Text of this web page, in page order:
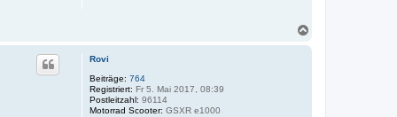
Rovi
Beiträge: 764
Registriert: Fr 5. Mai 2017, 08:39
Postleitzahl: 96114
Motorrad Scooter: GSXR e1000